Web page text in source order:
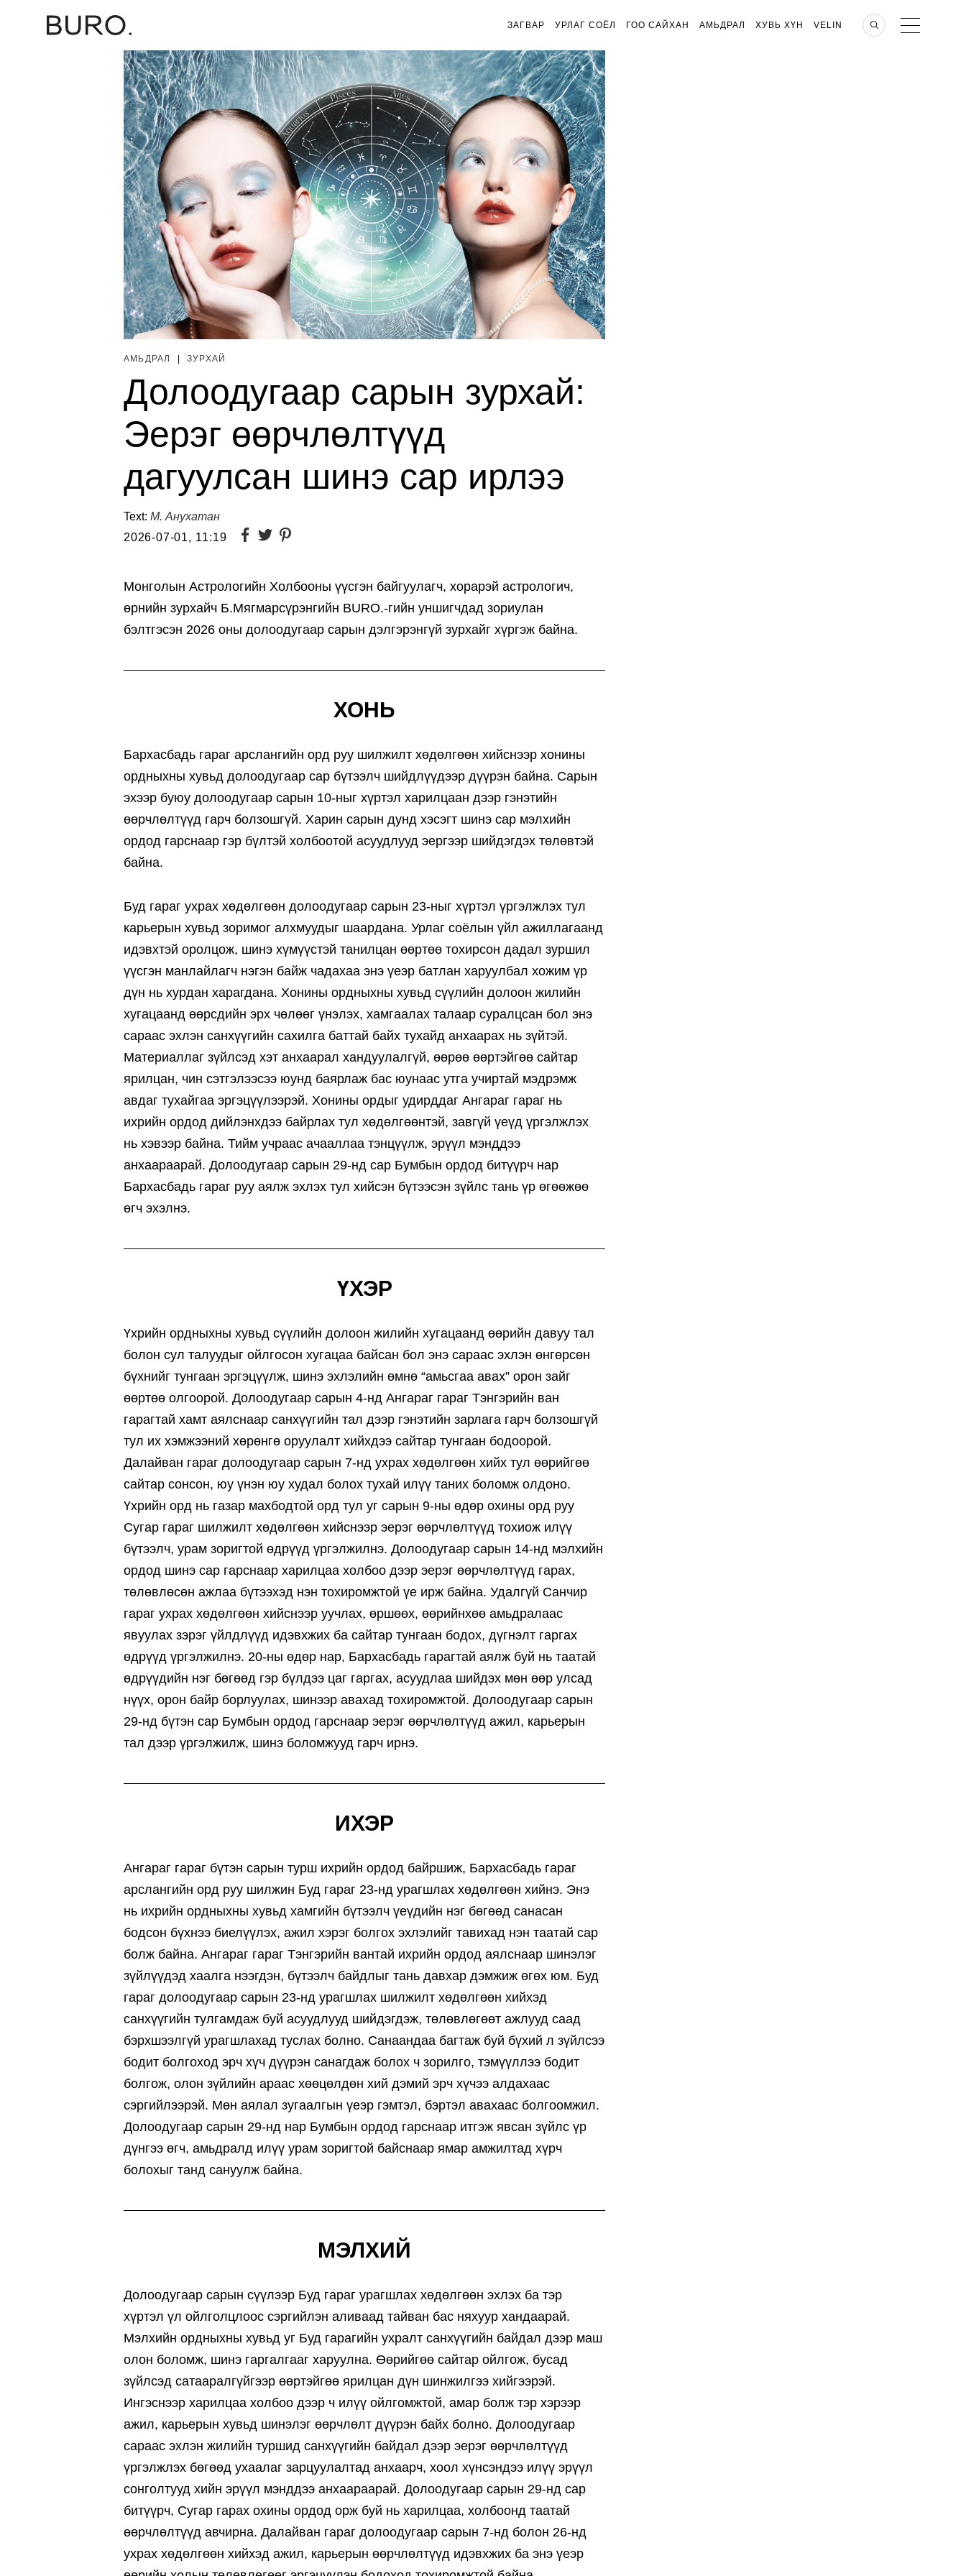
ЗАГВАР УРЛАГ СОЁЛ ГОО САЙХАН АМЬДРАЛ ХУВЬ ХҮН VELIN
АМЬДРАЛ ЗУРХАЙ
Долоодугаар сарын зурхай:
Эерэг өөрчлөлтүүд
дагуулсан шинэ сар ирлээ
Text: М. Анухатан
2026-07-01, 11:19
Монголын Астрологийн Холбооны үүсгэн байгуулагч, хорарэй астрологич,
өрнийн зурхайч Б.Мягмарсүрэнгийн BURO.-гийн уншигчдад зориулан
бэлтгэсэн 2026 оны долоодугаар сарын дэлгэрэнгүй зурхайг хүргэж байна.
ХОНЬ
Бархасбадь гараг арслангийн орд руу шилжилт хөдөлгөөн хийснээр хонины
ордныхны хувьд долоодугаар сар бүтээлч шийдлүүдээр дүүрэн байна. Сарын
эхээр буюу долоодугаар сарын 10-ныг хүртэл харилцаан дээр гэнэтийн
өөрчлөлтүүд гарч болзошгүй. Харин сарын дунд хэсэгт шинэ сар мэлхийн
ордод гарснаар гэр бүлтэй холбоотой асуудлууд эергээр шийдэгдэх төлөвтэй
байна.
Буд гараг ухрах хөдөлгөөн долоодугаар сарын 23-ныг хүртэл үргэлжлэх тул
карьерын хувьд зоримог алхмуудыг шаардана. Урлаг соёлын үйл ажиллагаанд
идэвхтэй оролцож, шинэ хүмүүстэй танилцан өөртөө тохирсон дадал зуршил
үүсгэн манлайлагч нэгэн байж чадахаа энэ үеэр батлан харуулбал хожим үр
дүн нь хурдан харагдана. Хонины ордныхны хувьд сүүлийн долоон жилийн
хугацаанд өөрсдийн эрх чөлөөг үнэлэх, хамгаалах талаар суралцсан бол энэ
сараас эхлэн санхүүгийн сахилга баттай байх тухайд анхаарах нь зүйтэй.
Материаллаг зүйлсэд хэт анхаарал хандуулалгүй, өөрөө өөртэйгөө сайтар
ярилцан, чин сэтгэлээсээ юунд баярлаж бас юунаас утга учиртай мэдрэмж
авдаг тухайгаа эргэцүүлээрэй. Хонины ордыг удирддаг Ангараг гараг нь
ихрийн ордод дийлэнхдээ байрлах тул хөдөлгөөнтэй, завгүй үеүд үргэлжлэх
нь хэвээр байна. Тийм учраас ачааллаа тэнцүүлж, эрүүл мэнддээ
анхаараарай. Долоодугаар сарын 29-нд сар Бумбын ордод битүүрч нар
Бархасбадь гараг руу аялж эхлэх тул хийсэн бүтээсэн зүйлс тань үр өгөөжөө
өгч эхэлнэ.
ҮХЭР
Үхрийн ордныхны хувьд сүүлийн долоон жилийн хугацаанд өөрийн давуу тал
болон сул талуудыг ойлгосон хугацаа байсан бол энэ сараас эхлэн өнгөрсөн
бүхнийг тунгаан эргэцүүлж, шинэ эхлэлийн өмнө “амьсгаа авах” орон зайг
өөртөө олгоорой. Долоодугаар сарын 4-нд Ангараг гараг Тэнгэрийн ван
гарагтай хамт аялснаар санхүүгийн тал дээр гэнэтийн зарлага гарч болзошгүй
тул их хэмжээний хөрөнгө оруулалт хийхдээ сайтар тунгаан бодоорой.
Далайван гараг долоодугаар сарын 7-нд ухрах хөдөлгөөн хийх тул өөрийгөө
сайтар сонсон, юу үнэн юу худал болох тухай илүү таних боломж олдоно.
Үхрийн орд нь газар махбодтой орд тул уг сарын 9-ны өдөр охины орд руу
Сугар гараг шилжилт хөдөлгөөн хийснээр эерэг өөрчлөлтүүд тохиож илүү
бүтээлч, урам зоригтой өдрүүд үргэлжилнэ. Долоодугаар сарын 14-нд мэлхийн
ордод шинэ сар гарснаар харилцаа холбоо дээр эерэг өөрчлөлтүүд гарах,
төлөвлөсөн ажлаа бүтээхэд нэн тохиромжтой үе ирж байна. Удалгүй Санчир
гараг ухрах хөдөлгөөн хийснээр уучлах, өршөөх, өөрийнхөө амьдралаас
явуулах зэрэг үйлдлүүд идэвхжих ба сайтар тунгаан бодох, дүгнэлт гаргах
өдрүүд үргэлжилнэ. 20-ны өдөр нар, Бархасбадь гарагтай аялж буй нь таатай
өдрүүдийн нэг бөгөөд гэр бүлдээ цаг гаргах, асуудлаа шийдэх мөн өөр улсад
нүүх, орон байр борлуулах, шинээр авахад тохиромжтой. Долоодугаар сарын
29-нд бүтэн сар Бумбын ордод гарснаар эерэг өөрчлөлтүүд ажил, карьерын
тал дээр үргэлжилж, шинэ боломжууд гарч ирнэ.
ИХЭР
Ангараг гараг бүтэн сарын турш ихрийн ордод байршиж, Бархасбадь гараг
арслангийн орд руу шилжин Буд гараг 23-нд урагшлах хөдөлгөөн хийнэ. Энэ
нь ихрийн ордныхны хувьд хамгийн бүтээлч үеүдийн нэг бөгөөд санасан
бодсон бүхнээ биелүүлэх, ажил хэрэг болгох эхлэлийг тавихад нэн таатай сар
болж байна. Ангараг гараг Тэнгэрийн вантай ихрийн ордод аялснаар шинэлэг
зүйлүүдэд хаалга нээгдэн, бүтээлч байдлыг тань давхар дэмжиж өгөх юм. Буд
гараг долоодугаар сарын 23-нд урагшлах шилжилт хөдөлгөөн хийхэд
санхүүгийн тулгамдаж буй асуудлууд шийдэгдэж, төлөвлөгөөт ажлууд саад
бэрхшээлгүй урагшлахад туслах болно. Санаандаа багтаж буй бүхий л зүйлсээ
бодит болгоход эрч хүч дүүрэн санагдаж болох ч зорилго, тэмүүллээ бодит
болгож, олон зүйлийн араас хөөцөлдөн хий дэмий эрч хүчээ алдахаас
сэргийлээрэй. Мөн аялал зугаалгын үеэр гэмтэл, бэртэл авахаас болгоомжил.
Долоодугаар сарын 29-нд нар Бумбын ордод гарснаар итгэж явсан зүйлс үр
дүнгээ өгч, амьдралд илүү урам зоригтой байснаар ямар амжилтад хүрч
болохыг танд сануулж байна.
МЭЛХИЙ
Долоодугаар сарын сүүлээр Буд гараг урагшлах хөдөлгөөн эхлэх ба тэр
хүртэл үл ойлголцлоос сэргийлэн аливаад тайван бас няхуур хандаарай.
Мэлхийн ордныхны хувьд уг Буд гарагийн ухралт санхүүгийн байдал дээр маш
олон боломж, шинэ гаргалгааг харуулна. Өөрийгөө сайтар ойлгож, бусад
зүйлсэд сатааралгүйгээр өөртэйгөө ярилцан дүн шинжилгээ хийгээрэй.
Ингэснээр харилцаа холбоо дээр ч илүү ойлгомжтой, амар болж тэр хэрээр
ажил, карьерын хувьд шинэлэг өөрчлөлт дүүрэн байх болно. Долоодугаар
сараас эхлэн жилийн туршид санхүүгийн байдал дээр эерэг өөрчлөлтүүд
үргэлжлэх бөгөөд ухаалаг зарцуулалтад анхаарч, хоол хүнсэндээ илүү эрүүл
сонголтууд хийн эрүүл мэнддээ анхаараарай. Долоодугаар сарын 29-нд сар
битүүрч, Сугар гарах охины ордод орж буй нь харилцаа, холбоонд таатай
өөрчлөлтүүд авчирна. Далайван гараг долоодугаар сарын 7-нд болон 26-нд
ухрах хөдөлгөөн хийхэд ажил, карьерын өөрчлөлтүүд идэвхжих ба энэ үеэр